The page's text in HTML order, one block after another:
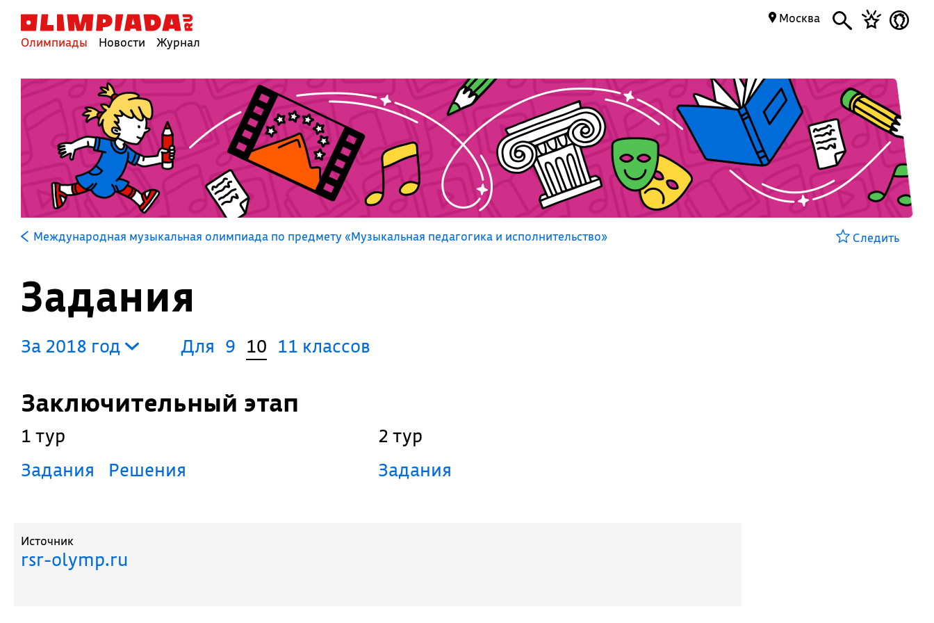
Олимпиады Новости Журнал
Москва
Международная музыкальная олимпиада по предмету «Музыкальная педагогика и исполнительство» Следить
Задания
За 2018 год Для 9 10 11 классов
Заключительный этап
1 тур
Задания
Решения
2 тур
Задания
Источник
rsr-olymp.ru